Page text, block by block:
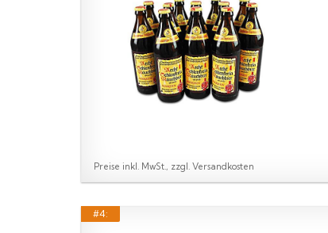
Preise inkl. MwSt., zzgl. Versandkosten
#4: